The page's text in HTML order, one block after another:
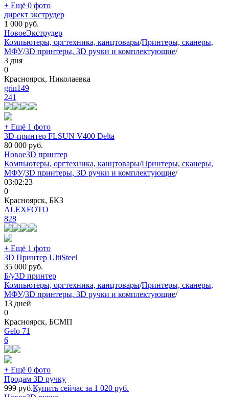
+ Ещё 0 фото
директ экструдер
1 000 руб.
НовоеЭкструдер
Компьютеры, оргтехника, канцтовары/Принтеры, сканеры,
МФУ/3D принтеры, 3D ручки и комплектующие/
3 дня
0
Красноярск, Николаевка
grin149
241
+ Ещё 1 фото
3D-принтер FLSUN V400 Delta
80 000 руб.
Новое3D принтер
Компьютеры, оргтехника, канцтовары/Принтеры, сканеры,
МФУ/3D принтеры, 3D ручки и комплектующие/
03:02:23
0
Красноярск, БКЗ
ALEXFOTO
828
+ Ещё 1 фото
3D Принтер UltiSteel
35 000 руб.
Б/у3D принтер
Компьютеры, оргтехника, канцтовары/Принтеры, сканеры,
МФУ/3D принтеры, 3D ручки и комплектующие/
13 дней
0
Красноярск, БСМП
Gelo 71
6
+ Ещё 0 фото
Продам 3D ручку
999 руб.Купить сейчас за 1 020 руб.